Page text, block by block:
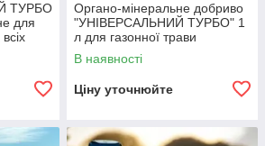
ТУРБО
для
Органо-мінеральне добриво
"УНІВЕРСАЛЬНИЙ ТУРБО" 1
л для газонної трави
В наявності
Ціну уточнюйте